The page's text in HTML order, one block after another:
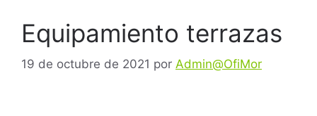
Equipamiento terrazas
19 de octubre de 2021 por Admin@OfiMor